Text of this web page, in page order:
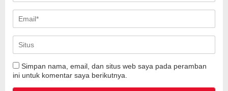
Simpan nama, email, dan situs web saya pada peramban
ini untuk komentar saya berikutnya.